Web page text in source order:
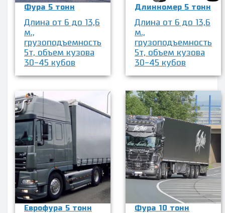
Фура 5 тонн
Длина от 6 до 13,6
м.,
грузоподъемность
5т, объем кузова
30-45 кубов
Длинномер 5 тонн
Длина от 6 до 13,6
м.,
грузоподъемность
5т, объем кузова
30-45 кубов
Еврофура 5 тонн Фура 10 тонн